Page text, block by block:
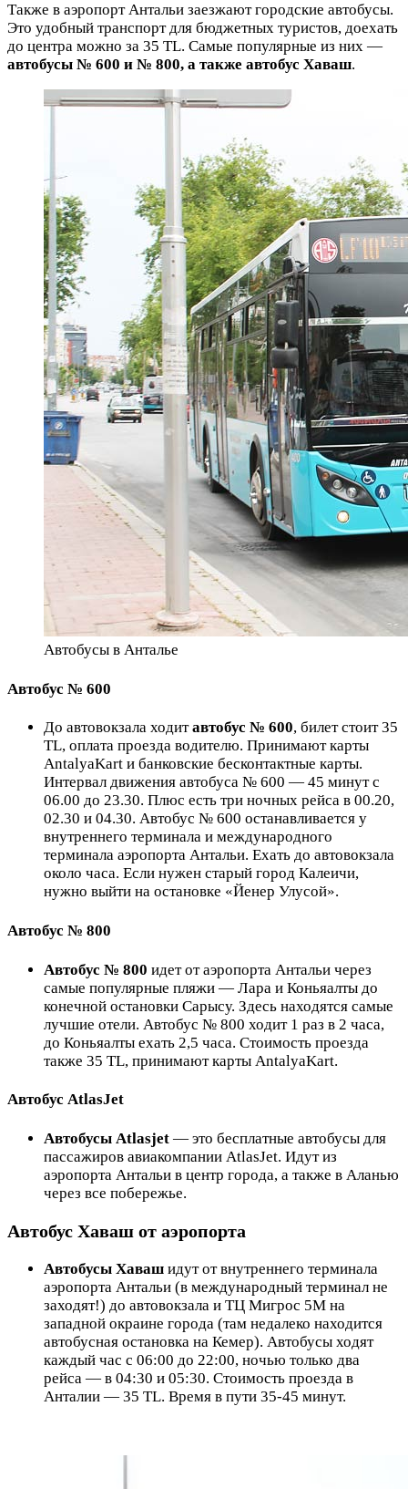
Также в аэропорт Антальи заезжают городские автобусы.
Это удобный транспорт для бюджетных туристов, доехать
до центра можно за 35 TL. Самые популярные из них —
автобусы № 600 и № 800, а также автобус Хаваш.
Автобусы в Анталье
Автобус № 600
До автовокзала ходитавтобус № 600, билет стоит35
TL, оплата проезда водителю. Принимают карты
AntalyaKart и банковские бесконтактные карты.
Интервал движения автобуса № 600 — 45 минут с
06.00 до 23.30. Плюс есть три ночных рейса в 00.20,
02.30 и 04.30. Автобус № 600 останавливается у
внутреннего терминала и международного
терминала аэропорта Антальи. Ехать до автовокзала
около часа. Если нужен старый город Калеичи,
нужно выйти на остановке «Йенер Улусой».
Автобус № 800
Автобус № 800 идет от аэропорта Антальи через
самые популярные пляжи — Лара и Коньяалты до
конечной остановки Сарысу. Здесь находятся самые
лучшие отели. Автобус № 800 ходит 1 раз в 2 часа,
до Коньяалты ехать 2,5 часа. Стоимость проезда
также 35 TL, принимают карты AntalyaKart.
Автобус AtlasJet
Автобусы Atlasjet — это бесплатные автобусы для
пассажиров авиакомпании AtlasJet. Идут из
аэропорта Антальи в центр города, а также в Аланью
через все побережье.
Автобус Хаваш от аэропорта
Автобусы Хаваш идут от внутреннего терминала
аэропорта Антальи (в международный терминал не
заходят!) до автовокзала и ТЦ Мигрос 5М на
западной окраине города (там недалеко находится
автобусная остановка на Кемер). Автобусы ходят
каждый час с 06:00 до 22:00, ночью только два
рейса — в 04:30 и 05:30. Стоимость проезда в
Анталии — 35 TL. Время в пути 35-45 минут.